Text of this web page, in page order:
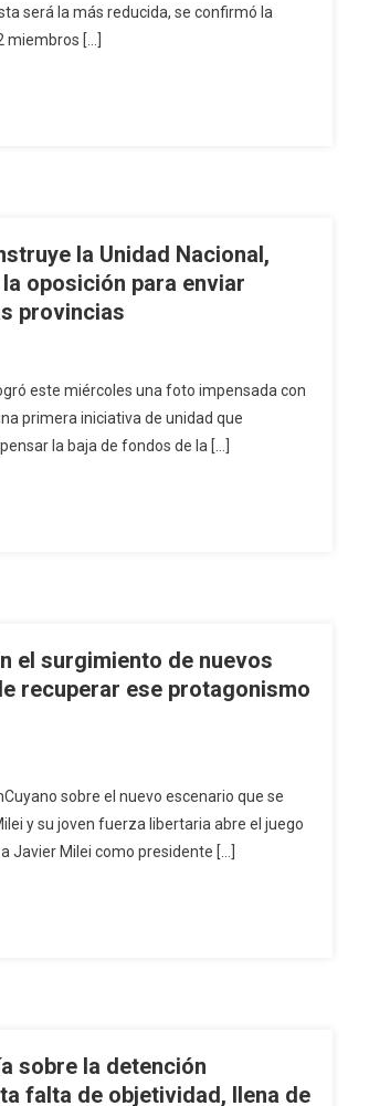
será la más reducida, se confirmó la
[…]
la Unidad Nacional,
oposición para enviar
provincias
este miércoles una foto impensada con
primera iniciativa de unidad que
la baja de fondos de la […]
el surgimiento de nuevos
recuperar ese protagonismo
sobre el nuevo escenario que se
y su joven fuerza libertaria abre el juego
Javier Milei como presidente […]
sobre la detención
falta de objetividad, llena de